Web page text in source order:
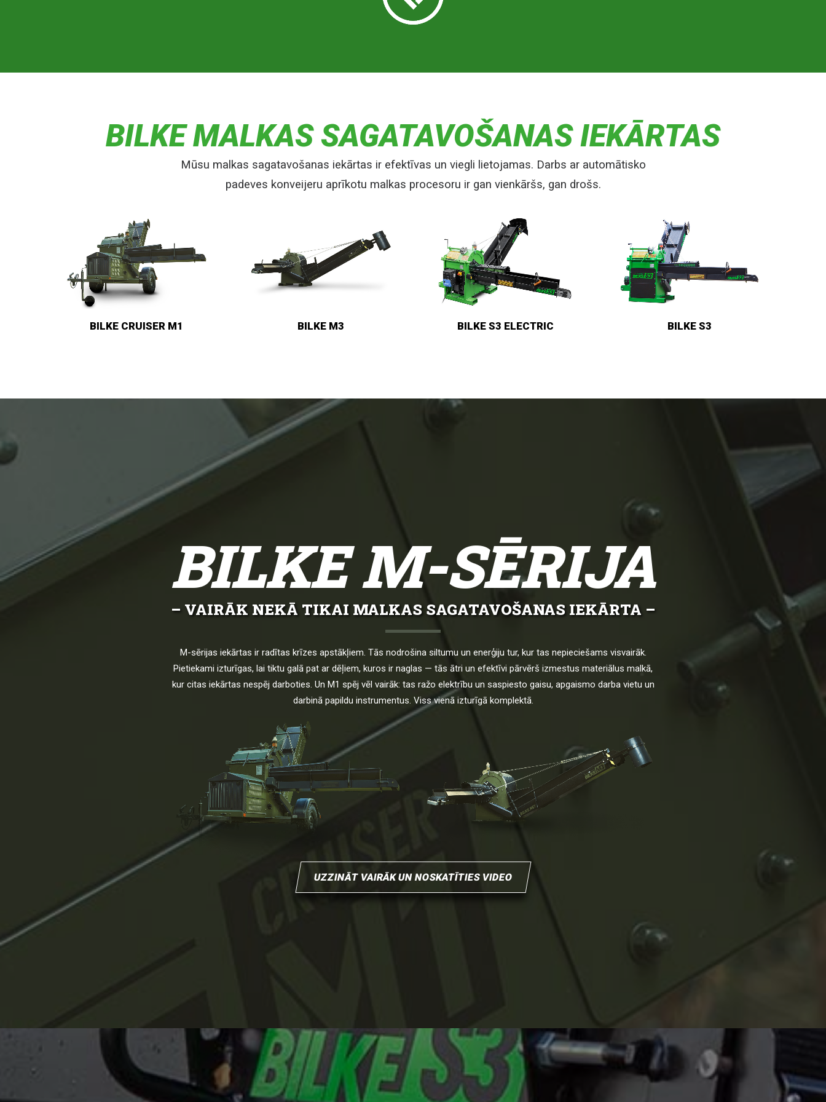
BILKE MALKAS SAGATAVOŠANAS IEKĀRTAS
Mūsu malkas sagatavošanas iekārtas ir efektīvas un viegli lietojamas. Darbs ar automātisko
padeves konveijeru aprīkotu malkas procesoru ir gan vienkāršs, gan drošs.
BILKE M3 BILKE S3 ELECTRIC BILKE S3 BILKE CRUISER
BILKE M-SĒRIJA
– VAIRĀK NEKĀ TIKAI MALKAS SAGATAVOŠANAS IEKĀRTA –
M-sērijas iekārtas ir radītas krīzes apstākļiem. Tās nodrošina siltumu un enerģiju tur, kur tas nepieciešams visvairāk.
Pietiekami izturīgas, lai tiktu galā pat ar dēļiem, kuros ir naglas — tās ātri un efektīvi pārvērš izmestus materiālus malkā,
kur citas iekārtas nespēj darboties. Un M1 spēj vēl vairāk: tas ražo elektrību un saspiesto gaisu, apgaismo darba vietu un
darbinā papildu instrumentus. Viss vienā izturīgā komplektā.
UZZINĀT VAIRĀK UN NOSKATĪTIES VIDEO